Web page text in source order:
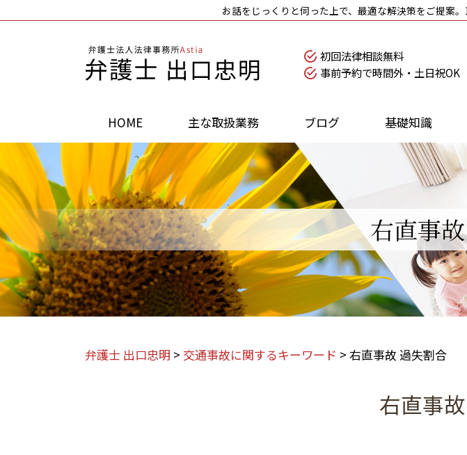
右直事
お話をじっくりと伺った上で、最適な解決策をご提案
初回法律相談無料
事前予約で時間外・土日祝OK
HOME 主な取扱業務 ブログ 基礎知識
弁護士 出口忠明 > 交通事故に関するキーワード > 右直事故 過失割合
右直事